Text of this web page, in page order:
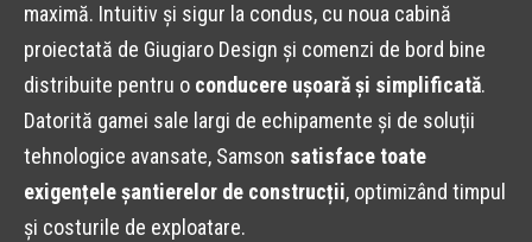
maximă. Intuitiv și sigur la condus, cu noua cabină
proiectată de Giugiaro Design și comenzi de bord bine
distribuite pentru o conducere ușoară și simplificată.
Datorită gamei sale largi de echipamente și de soluții
tehnologice avansate, Samson satisface toate
exigențele șantierelor de construcții, optimizând timpul
și costurile de exploatare.